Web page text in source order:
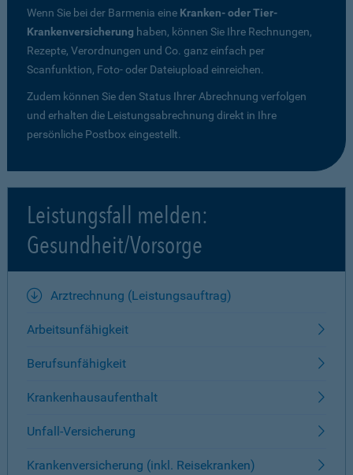
Wenn Sie bei der Barmenia eine Kranken- oder Tier-
Krankenversicherung haben, können Sie Ihre Rechnungen,
Rezepte, Verordnungen und Co. ganz einfach per
Scanfunktion, Foto- oder Dateiupload einreichen.
Zudem können Sie den Status Ihrer Abrechnung verfolgen
und erhalten die Leistungsabrechnung direkt in Ihre
persönliche Postbox eingestellt.
Leistungsfall melden:
Gesundheit/Vorsorge
Arztrechnung (Leistungsauftrag)
Arbeitsunfähigkeit
Berufsunfähigkeit
Krankenhausaufenthalt
Unfall-Versicherung
Krankenversicherung (inkl. Reisekranken)